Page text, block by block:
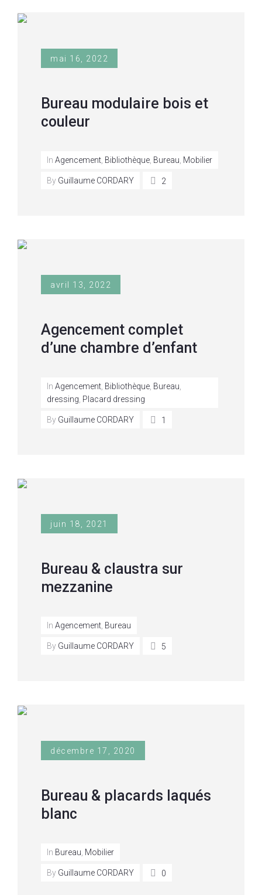
mai 16, 2022
Bureau modulaire bois et
couleur
In Agencement Bibliothèque Bureau Mobilier
By Guillaume CORDARY 2
avril 13, 2022
Agencement complet
d’une chambre d’enfant
In Agencement Bibliothèque Bureau
dressing Placard dressing
By Guillaume CORDARY 1
juin 18, 2021
Bureau & claustra sur
mezzanine
In Agencement, Bureau
By Guillaume CORDARY 5
décembre 17, 2020
Bureau & placards laqués
blanc
In Bureau Mobilier
By Guillaume CORDARY 0